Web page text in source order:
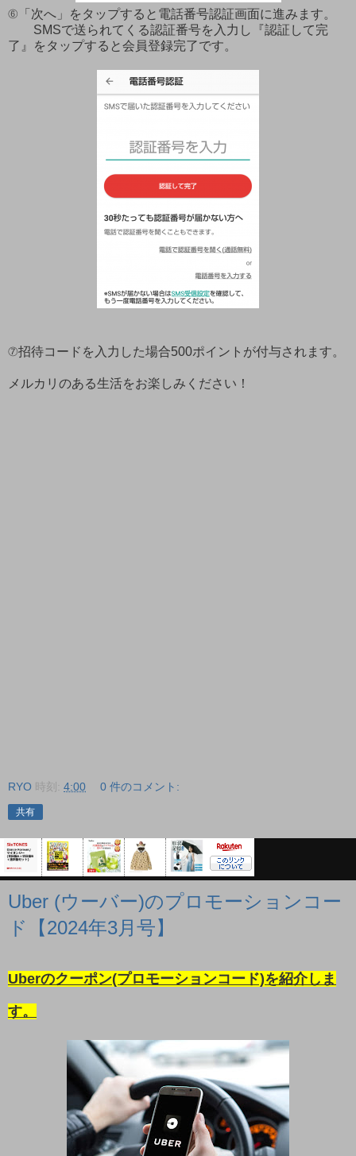
⑥「次へ」をタップすると電話番号認証画面に進みます。
SMSで送られてくる認証番号を入力し『認証して完
了』をタップすると会員登録完了です。
⑦招待コードを入力した場合500ポイントが付与されます。
メルカリのある生活をお楽しみください！
RYO 時刻: 4:00 0 件のコメント:
共有
Uber (ウーバー)のプロモーションコー
ド【2024年3月号】
Uberのクーポン(プロモーションコード)を紹介しま
す。